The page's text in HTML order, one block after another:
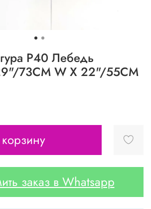
P40 Лебедь
73CM W X 22"/55CM
заказ в Whatsapp